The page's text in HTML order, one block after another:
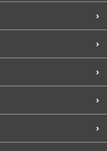
›
›
›
›
›